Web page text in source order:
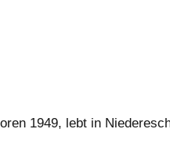
1949, lebt in